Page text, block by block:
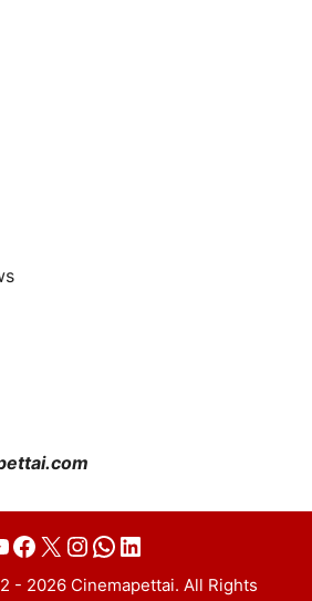
Facebook
X Instagram
WhatsApp
LinkedIn
- 2026 Cinemapettai. All Rights